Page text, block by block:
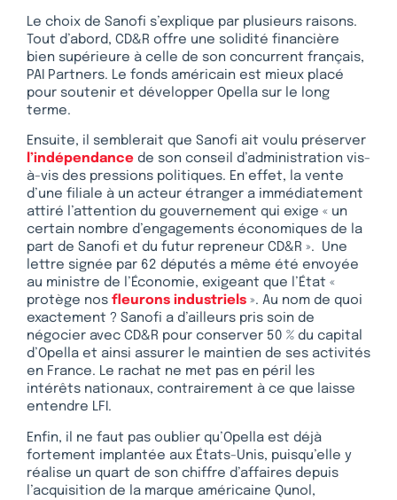
Le choix de Sanofi s’explique par plusieurs raisons.
Tout d’abord, CD&R offre une solidité financière
bien supérieure à celle de son concurrent français,
PAI Partners. Le fonds américain est mieux placé
pour soutenir et développer Opella sur le long
terme.
Ensuite, il semblerait que Sanofi ait voulu préserver
l’indépendance de son conseil d’administration vis-
à-vis des pressions politiques. En effet, la vente
d’une filiale à un acteur étranger a immédiatement
attiré l’attention du gouvernement qui exige « un
certain nombre d’engagements économiques de la
part de Sanofi et du futur repreneur CD&R ». Une
lettre signée par 62 députés a même été envoyée
au ministre de l’Économie, exigeant que l’État «
protège nos fleurons industriels ». Au nom de quoi
exactement ? Sanofi a d’ailleurs pris soin de
négocier avec CD&R pour conserver 50 % du capital
d’Opella et ainsi assurer le maintien de ses activités
en France. Le rachat ne met pas en péril les
intérêts nationaux, contrairement à ce que laisse
entendre LFI.
Enfin, il ne faut pas oublier qu’Opella est déjà
fortement implantée aux États-Unis, puisqu’elle y
réalise un quart de son chiffre d’affaires depuis
l’acquisition de la marque américaine Qunol,